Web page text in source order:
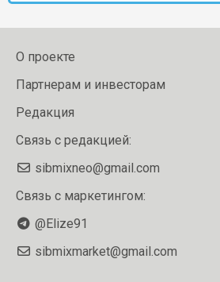
О проекте
Партнерам и инвесторам
Редакция
Связь с редакцией:
sibmixneo@gmail.com
Связь с маркетингом:
@Elize91
sibmixmarket@gmail.com